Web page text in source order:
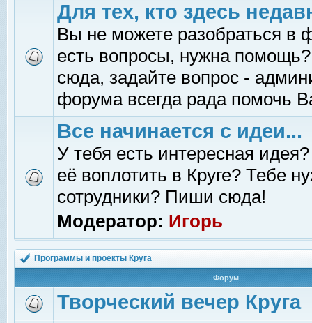
Для тех, кто здесь
Вы не можете разобраться в
есть вопросы, нужна помощь?
сюда, задайте вопрос -
форума всегда рада помочь
Все начинается с идеи...
У тебя есть интересная
её воплотить в Круге? Тебе
сотрудники? Пиши сюда!
Модератор: Игорь
Программы и проекты Круга
Форум
Творческий вечер Круга